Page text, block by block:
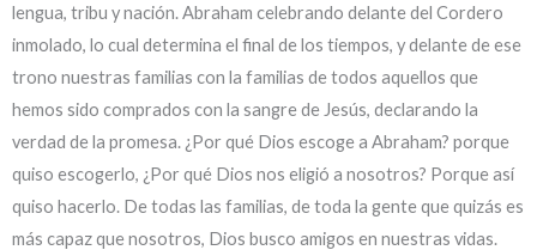
lengua, tribu y nación. Abraham celebrando delante del Cordero
inmolado, lo cual determina el final de los tiempos, y delante de ese
trono nuestras familias con la familias de todos aquellos que
hemos sido comprados con la sangre de Jesús, declarando la
verdad de la promesa. ¿Por qué Dios escoge a Abraham? porque
quiso escogerlo, ¿Por qué Dios nos eligió a nosotros? Porque así
quiso hacerlo. De todas las familias, de toda la gente que quizás es
más capaz que nosotros, Dios busco amigos en nuestras vidas.